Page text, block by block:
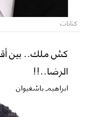
كتابات
كش ملك.. بين
الرضا..!!
ابراهيم باشغيوان